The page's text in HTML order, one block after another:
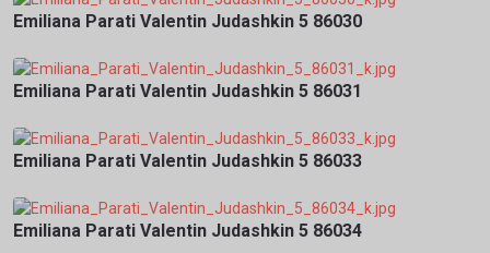
Emiliana Parati Valentin Judashkin 5 86030
Emiliana Parati Valentin Judashkin 5 86031
Emiliana Parati Valentin Judashkin 5 86033
Emiliana Parati Valentin Judashkin 5 86034